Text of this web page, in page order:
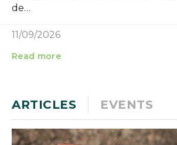
de…
11/09/2026
Read more
ARTICLES EVENTS